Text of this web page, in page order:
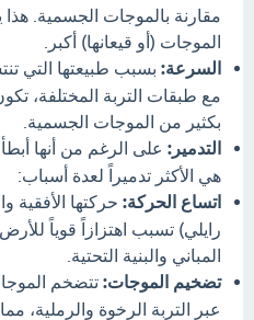
مقارنة بالموجات الجسمية.
الموجات (أو قيعانها) أكبر.
السرعة: بسبب طبيعتها التي
مع طبقات التربة المختلفة،
بكثير من الموجات الجسمية.
التدمير: على الرغم من أنها
هي الأكثر تدميراً لعدة أسباب:
اتساع الحركة: حركتها الأفقية
رايلي) تسبب اهتزازاً قوياً
المباني والبنية التحتية.
تضخيم الموجات: تتضخم
عبر التربة الرخوة والرملية،